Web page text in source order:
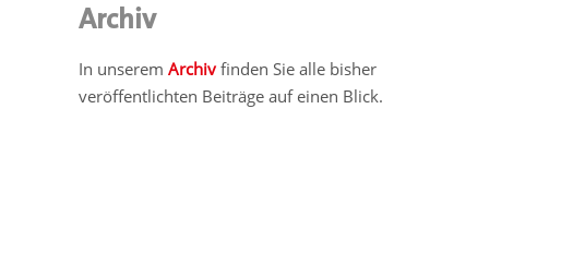
Archiv
In unserem Archiv finden Sie alle bisher
veröffentlichten Beiträge auf einen Blick.